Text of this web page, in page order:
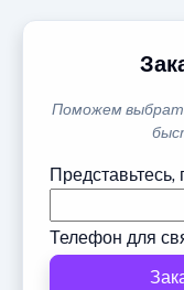
Поможем
Представьтесь,
Телефон для